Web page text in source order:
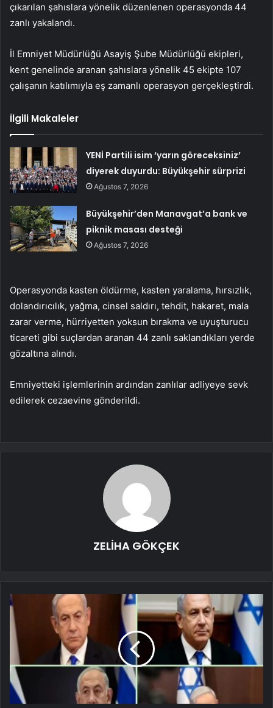
çıkarılan şahıslara yönelik düzenlenen operasyonda 44
zanlı yakalandı.
İl Emniyet Müdürlüğü Asayiş Şube Müdürlüğü ekipleri,
kent genelinde aranan şahıslara yönelik 45 ekipte 107
çalışanın katılımıyla eş zamanlı operasyon gerçekleştirdi.
İlgili Makaleler
YENİ Partili isim ‘yarın göreceksiniz’
diyerek duyurdu: Büyükşehir sürprizi
Ağustos 7, 2026
Büyükşehir’den Manavgat’a bank ve
piknik masası desteği
Ağustos 7, 2026
Operasyonda kasten öldürme, kasten yaralama, hırsızlık,
dolandırıcılık, yağma, cinsel saldırı, tehdit, hakaret, mala
zarar verme, hürriyetten yoksun bırakma ve uyuşturucu
ticareti gibi suçlardan aranan 44 zanlı saklandıkları yerde
gözaltına alındı.
Emniyetteki işlemlerinin ardından zanlılar adliyeye sevk
edilerek cezaevine gönderildi.
ZELİHA GÖKÇEK